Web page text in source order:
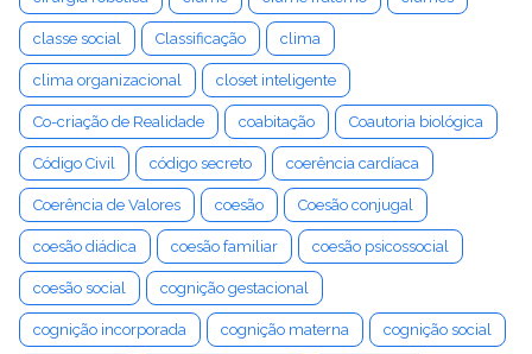
classe social Classificação clima
clima organizacional closet inteligente
Co-criação de Realidade coabitação Coautoria biológica
Código Civil código secreto coerência cardíaca
Coerência de Valores coesão Coesão conjugal
coesão diádica coesão familiar coesão psicossocial
coesão social cognição gestacional
cognição incorporada cognição materna cognição social